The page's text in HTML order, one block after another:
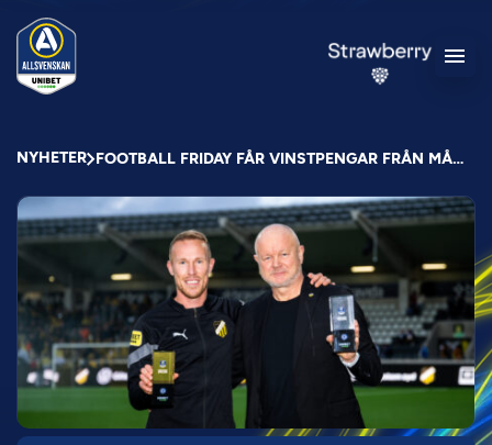
NYHETER FOOTBALL FRIDAY FÅR VINSTPENGAR FRÅN MÅNADENS SPELARE OCH TRÄNARE